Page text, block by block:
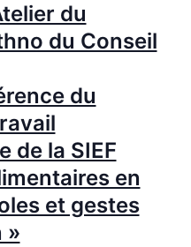
du
du Conseil
du
de la SIEF
en
et gestes
»